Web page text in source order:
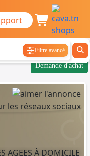
Filtre avancé
Demande d'achat